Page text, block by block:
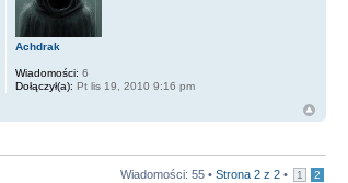
Achdrak
Wiadomości: 6
Dołączył(a): Pt lis 19, 2010 9:16 pm
Wiadomości: 55 • Strona 2 z 2 • 1 2